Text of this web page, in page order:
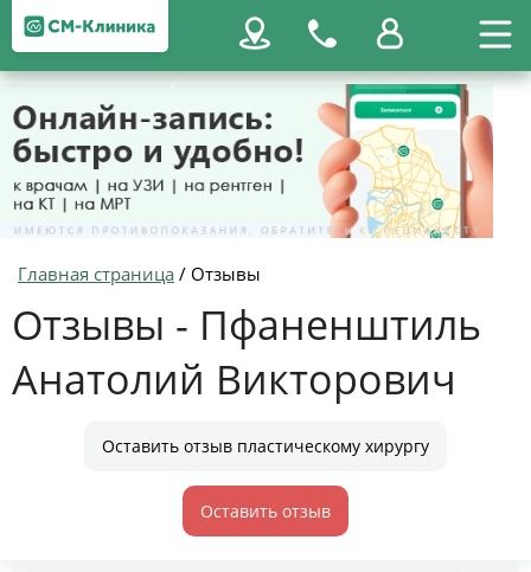
Главная страница / Отзывы
Отзывы - Пфаненштиль
Анатолий Викторович
Оставить отзыв пластическому хирургу
Оставить отзыв